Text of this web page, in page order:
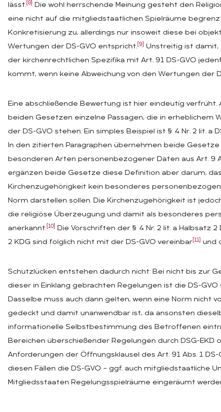
lässt. [8]
Die wohl herrschende Meinung gesteht den
eine nicht auf die mitgliedstaatlichen Spielräume
Konkretisierung zu, allerdings nur insoweit diese bei
Wertungen der DS-GVO entspricht. [9]
Unstreitig ist damit,
der kirchenrechtlichen Spezifika mit Art. 91 DS-GVO
kommt, wenn keine Abweichung von den Wertungen der
Eine abschließende Bewertung ist hier eindeutig verfrüht.
beiden Gesetzen einzelne Passagen, die in erheblichem
der DS-GVO stehen. Ein simples Beispiel ist § 4 Nr. 2 lit. a
In den zitierten Paragraphen übernehmen beide
besonderen Arten personenbezogener Daten aus Art. 9
ergänzen beide Gesetze diese Definition aber darum,
Kirchenzugehörigkeit kein besonderes
Norm darstellen sollen. Die Kirchenzugehörigkeit ist
die religiöse Überzeugung und damit als besonderes
anerkannt. [10]
Die Vorschriften der § 4 Nr. 2 lit. a Halbsatz 2
2 KDG sind folglich nicht mit der DS-GVO vereinbar [11] und
Schutzlücken entstehen dadurch nicht: Bei nicht bis zur
dieser in Einklang gebrachten Regelungen ist die DS-GVO
Dasselbe muss auch dann gelten, wenn eine Norm nicht
gedeckt und damit unanwendbar ist, da ansonsten
informationelle Selbstbestimmung des Betroffenen
Bereichen überschießender Regelungen durch DSG-EKD
Anforderungen der Öffnungsklausel des Art. 91 Abs. 1
diesen Fällen die DS-GVO – ggf. auch mitgliedstaatliche
Mitgliedsstaaten Regelungsspielräume eingeräumt